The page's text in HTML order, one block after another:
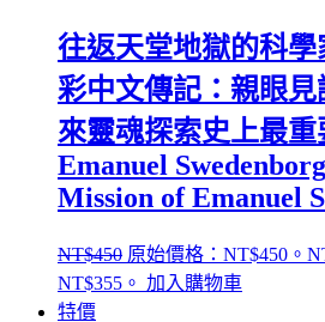
往返天堂地獄的科
彩中文傳記：親眼見
來靈魂探索史上最
Emanuel
Mission of Emanuel
NT$450 原始價格：NT$450。
NT$355。 加入購物車
特價